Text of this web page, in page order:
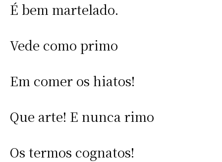
É bem martelado.
Vede como primo
Em comer os hiatos!
Que arte! E nunca rimo
Os termos cognatos!